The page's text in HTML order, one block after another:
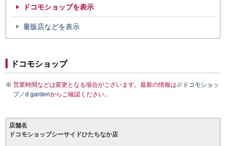
ドコモショップを表示
量販店などを表示
ドコモショップ
営業時間などは変更となる場合がございます。最新の情報は
ドコモショッ
プ／d gardenからご確認ください。
店舗名
ドコモショップシーサイドひたちなか店